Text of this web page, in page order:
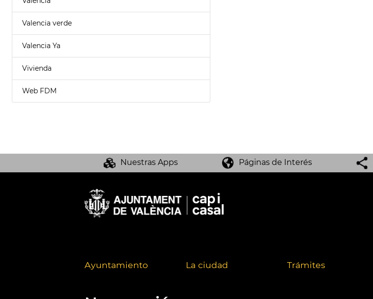
Valencia verde
Valencia Ya
Vivienda
Web FDM
Nuestras Apps Páginas de Interés
Ayuntamiento La ciudad Trámites